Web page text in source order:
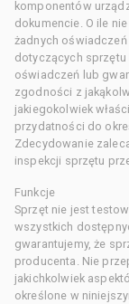
komponentów
dokumencie. O ile
żadnych oświadczeń
dotyczących
oświadczeń lub
zgodności z
jakiegokolwiek
przydatności do
Zdecydowanie
inspekcji sprzętu
Funkcje
Sprzęt nie jest
wszystkich
gwarantujemy, że
producenta. Nie
jakichkolwiek
określone w